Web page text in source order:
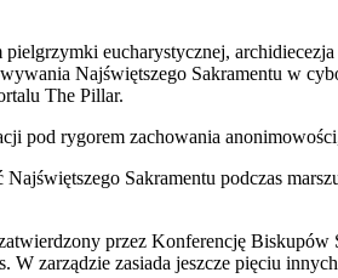
eucharystycznej,
Najświętszego Sakramentu w
The Pillar.
pod rygorem zachowania
Sakramentu podczas
przez Konferencję
zarządzie zasiada jeszcze pięciu